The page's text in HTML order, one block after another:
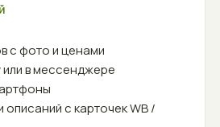
с фото и ценами
или в мессенджере
с карточек WB /